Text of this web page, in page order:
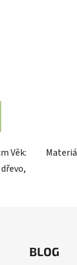
Věk:
BLOG